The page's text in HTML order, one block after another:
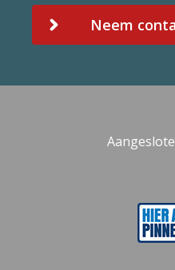
Neem